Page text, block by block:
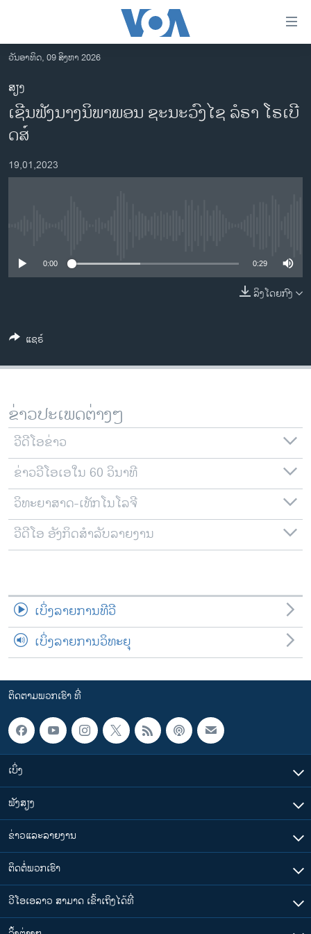
ເຂົ້າ
ຫາ
ຂ້າມ
ຂ້າມ
ຂ້າມ
ໄປ
ຫາ
ຊອກ
ລາວ
ອາເມຣິກາ
ຂ່າວ​ຈີນ
ຊີວິດຊາວລາວ
ທຸລະກິດ
ພາສາອັງກິດ
ສຽງ
ລາຍການກະຈາຍສຽງ
ລາຍງານ
ຕິດຕາມພວກເຮົາ ທີ່
ພາສາຕ່າງໆ
ວັນອາທິດ, 09 ສິງຫາ 2026
ສຽງ
ເຊີນ​ຟັງ​ນາງ​ນິ​ພາ​ພອນ ​ຊະ​ນະ​ວົງ​ໄຊ ລໍ​ຣາ ໂຣ​ເບີ
ດ​ສ໌
19,01,2023
0:00 0:29
ລິງໂດຍກົງ
ແຊຣ໌
ຂ່າວປະເພດຕ່າງໆ
ວີດີໂອຂ່າວ
ຂ່າວວີໂອເອໃນ 60 ວິນາທີ
ວິທະຍາສາດ-ເທັກໂນໂລຈີ
ວີດີໂອ ອັງກິດສຳລັບລາຍງານ
ເບິ່ງລາຍການທີວີ
ເບິ່ງລາຍການວິທະຍຸ
ຕິດຕາມພວກເຮົາ ທີ່
ເບິ່ງ
ຟັງສຽງ
ຂ່າວແລະລາຍງານ
ຕິດຕໍ່ພວກເຮົາ
ວີໂອເອລາວ ສາມາດ ເຂົ້າເຖິງໄດ້ທີ່